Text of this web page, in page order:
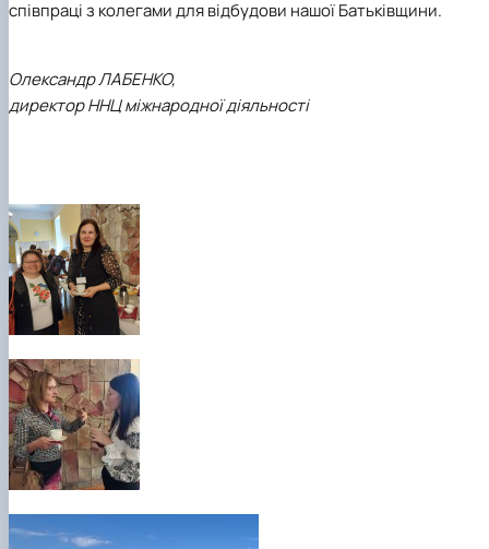
співпраці з колегами для відбудови нашої Батьківщини.
Олександр ЛАБЕНКО,
директор ННЦ міжнародної діяльності